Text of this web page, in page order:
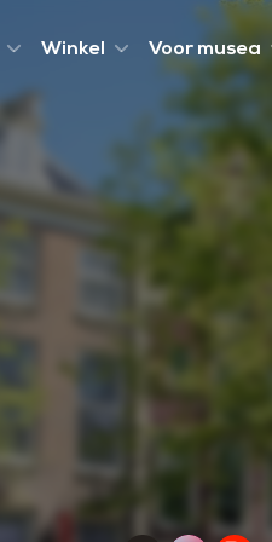
Winkel Voor musea